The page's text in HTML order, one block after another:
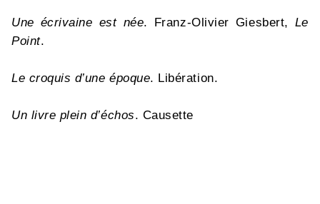
Une écrivaine est née. Franz-Olivier Giesbert, Le
Point.
Le croquis d’une époque. Libération.
Un livre plein d’échos. Causette